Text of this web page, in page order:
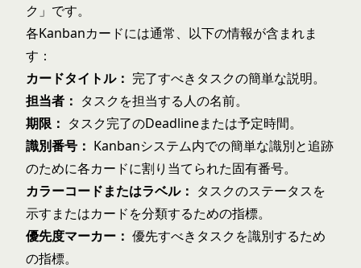
ク」です。
各Kanbanカードには通常、以下の情報が含まれま
す：
カードタイトル： 完了すべきタスクの簡単な説明。
担当者： タスクを担当する人の名前。
期限： タスク完了のDeadlineまたは予定時間。
識別番号： Kanbanシステム内での簡単な識別と追跡
のために各カードに割り当てられた固有番号。
カラーコードまたはラベル： タスクのステータスを
示すまたはカードを分類するための指標。
優先度マーカー： 優先すべきタスクを識別するため
の指標。